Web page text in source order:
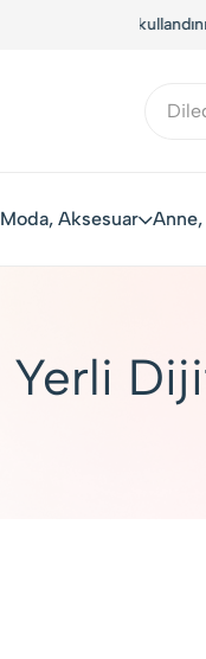
Moda, Aksesuar
Yerli